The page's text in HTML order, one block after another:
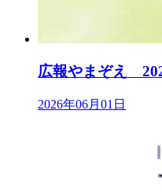
広報やまぞえ
2026年06月01日